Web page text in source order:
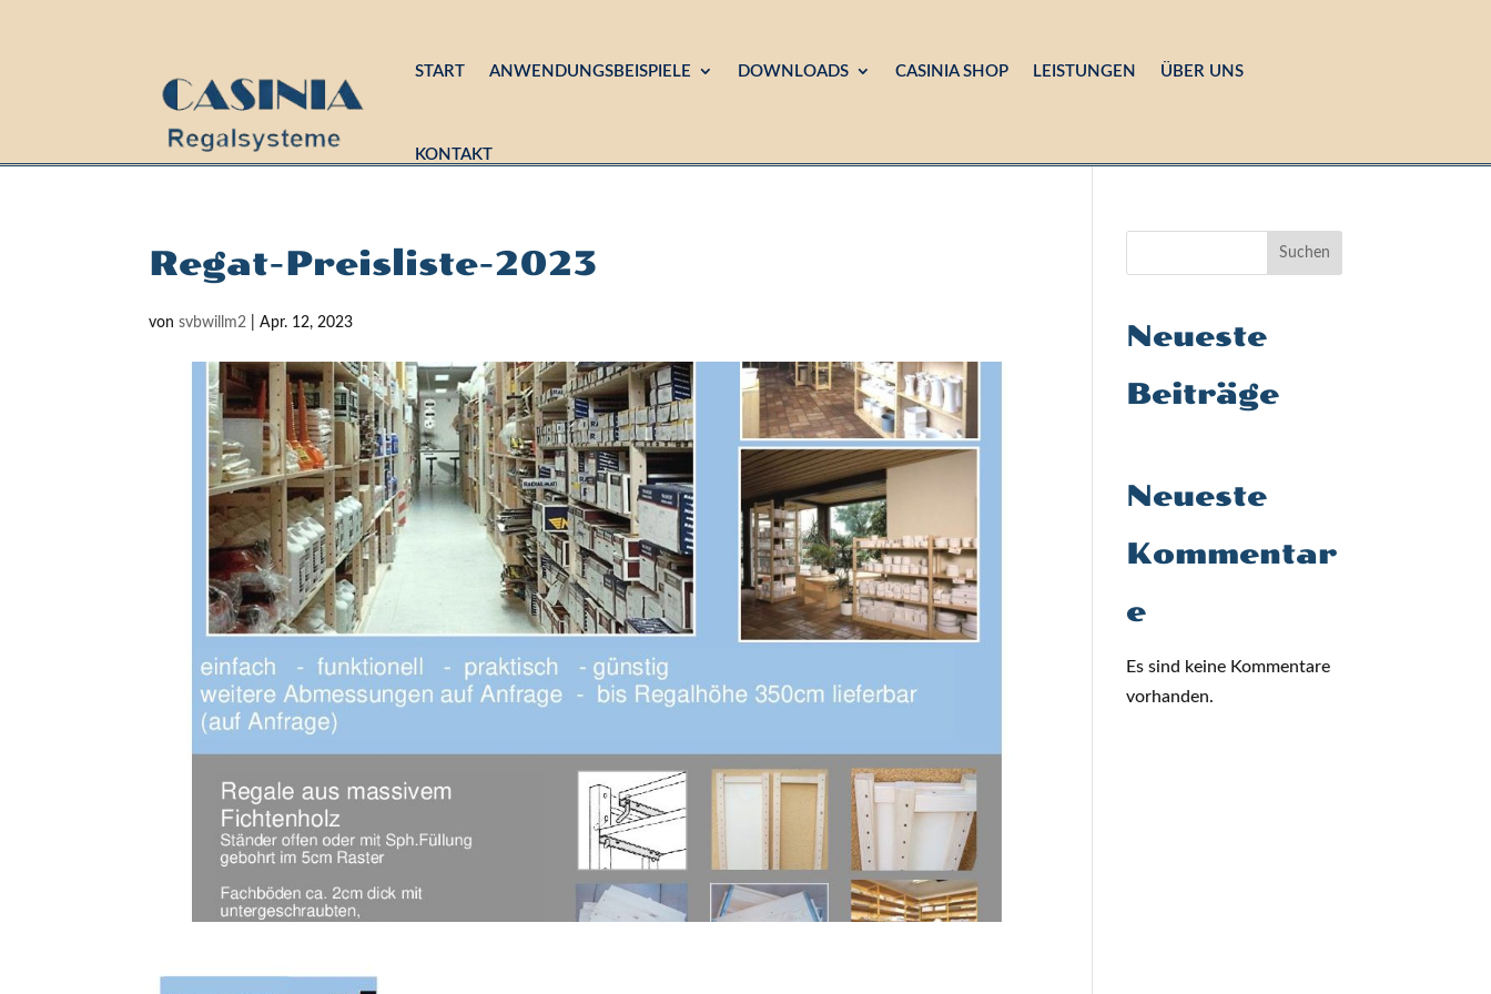
START ANWENDUNGSBEISPIELE DOWNLOADS CASINIA SHOP LEISTUNGEN ÜBER UNS
KONTAKT
Regat-Preisliste-2023
vonsvbwillm2 |Apr. 12, 2023
Suchen
Neueste
Beiträge
Neueste
Kommentar
e
Es sind keine Kommentare
vorhanden.